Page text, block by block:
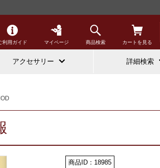
利用ガイド マイページ 商品検索 カートを見る
アクセサリー 詳細検索
商品ID：18985